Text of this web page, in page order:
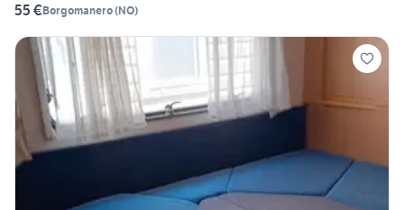
55 €Borgomanero(NO)